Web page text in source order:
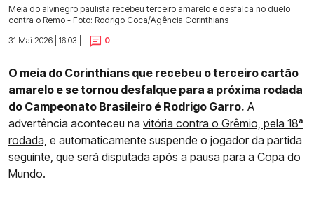
Meia do alvinegro paulista recebeu terceiro amarelo e desfalca no duelo
contra o Remo - Foto: Rodrigo Coca/Agência Corinthians
31 Mai 2026 | 16:03 |
0
O meia do Corinthians que recebeu o terceiro cartão
amarelo e se tornou desfalque para a próxima rodada
do Campeonato Brasileiro é Rodrigo Garro. A
advertência aconteceu na vitória contra o Grêmio, pela 18ª
rodada, e automaticamente suspende o jogador da partida
seguinte, que será disputada após a pausa para a Copa do
Mundo.